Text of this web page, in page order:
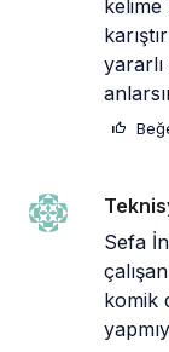
kelime
Sefa
komik